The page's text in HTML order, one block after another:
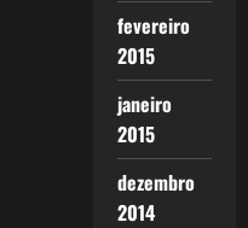
fevereiro
2015
janeiro
2015
dezembro
2014